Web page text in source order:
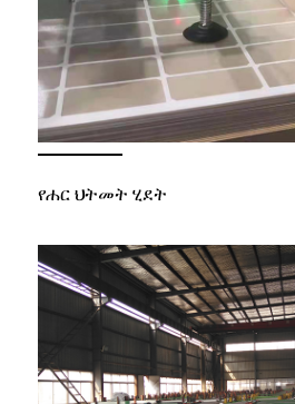
የሐር ህትመት ሂደት